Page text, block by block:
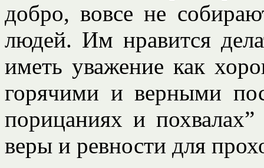
добро, вовсе не
людей. Им нравится
иметь уважение как
горячими и верными
порицаниях и
веры и ревности для